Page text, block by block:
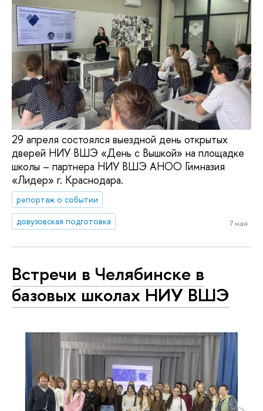
29 апреля состоялся выездной день открытых
дверей НИУ ВШЭ «День с Вышкой» на площадке
школы – партнера НИУ ВШЭ АНОО Гимназия
«Лидер» г. Краснодара.
репортаж о событии
довузовская подготовка
7 мая
Встречи в Челябинске в
базовых школах НИУ ВШЭ